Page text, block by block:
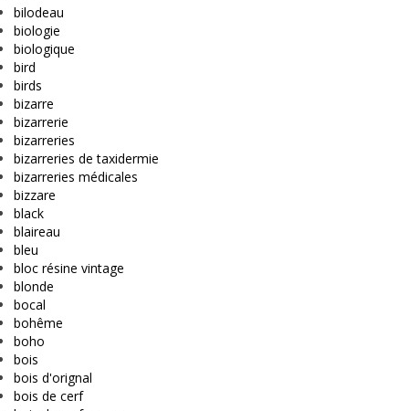
bilodeau
biologie
biologique
bird
birds
bizarre
bizarrerie
bizarreries
bizarreries de taxidermie
bizarreries médicales
bizzare
black
blaireau
bleu
bloc résine vintage
blonde
bocal
bohême
boho
bois
bois d'orignal
bois de cerf